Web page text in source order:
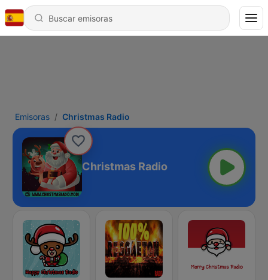
Emisoras Christmas Radio
Christmas Radio